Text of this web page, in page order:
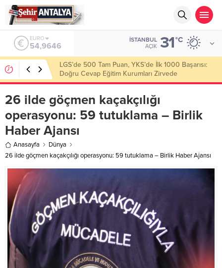
ALTIN
6.488,95
İSTANBUL
AÇIK 31°C
Latif Albayrak’tan Bursa Erzurum Dernekleri
Federasyonu İçin 25 Maddelik Büyük Vizyon
26 ilde göçmen kaçakçılığı
operasyonu: 59 tutuklama – Birlik
Haber Ajansı
Anasayfa
Dünya
26 ilde göçmen kaçakçılığı operasyonu: 59 tutuklama – Birlik Haber Ajansı